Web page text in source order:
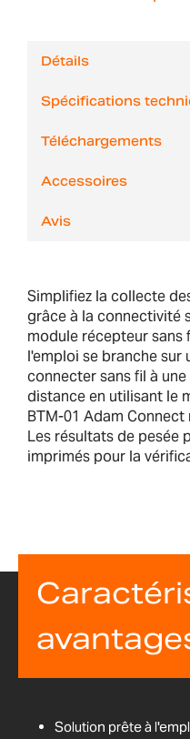
Détails
Spécifications
Téléchargements
Accessoires
Avis
Simplifiez la collecte
grâce à la connectivité
module récepteur sans
l'emploi se branche sur
connecter sans fil à
distance en utilisant le
BTM-01 Adam
Les résultats de pesée
imprimés pour la
Solution prête à